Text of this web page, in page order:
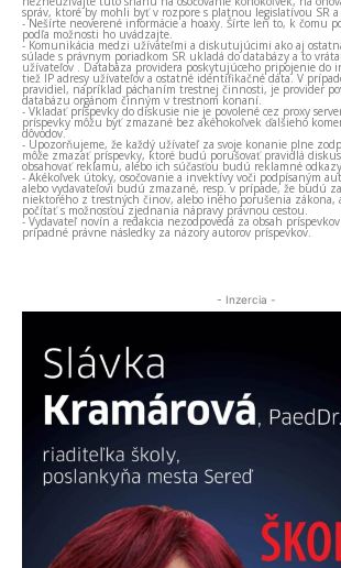
správ, ktoré by mohli byť v rozpore s platnou legislatívou SR
- Nešírte neoverené informácie a hoaxy. Šírte len to, k čomu
podľa možnosti ho uvádzajte.
- Komunikácia medzi užívateľmi a diskutujúcimi ako aj
súlade s právnym poriadkom SR ukladá do databázy a to
užívateľov . Databáza providera poskytujúceho pripojenie do
tiež IP adresy užívateľov a ostatné identifikačné dáta. V
pravidiel, napríklad páchaním trestnej činnosti, je provider
databázu orgánom činným v trestnom konaní.
- Vkladať príspevky do diskusie nie je povolené cez proxy
príspevky môžu byť zmazané bez akéhokoľvek ďalšieho
dôvodov.
- Upozorňujeme, že každý užívateľ za svoje konanie plne
môže zmazať príspevky, ktoré budú porušovať pravidlá
obsahovať reklamu, alebo ich súčasťou budú reklamné
- Akékoľvek útoky, osočovanie a invektívy voči podpísaným
alebo vydavateľovi budú zmazané, resp. v prípade, že budú
niektorého z trestných činov, alebo iného porušenia zákona,
počítať s možnosťou zjednania nápravy právnou cestou.
- Vydavateľ novín a redakcia nezodpovedá za obsah
prípadné právne následky za názory autorov príspevkov.
- Inzercia -